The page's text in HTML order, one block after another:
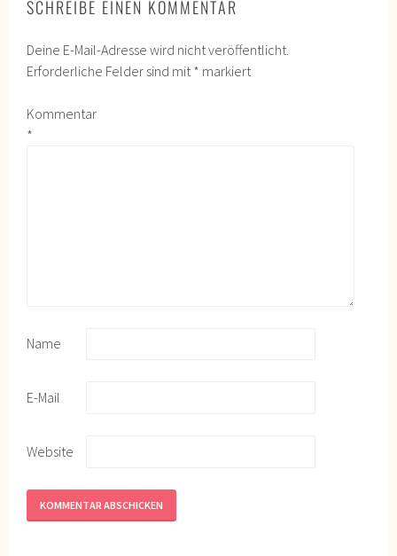
SCHREIBE EINEN KOMMENTAR
Deine E-Mail-Adresse wird nicht veröffentlicht.
Erforderliche Felder sind mit* markiert
Kommentar
*
Name
E-Mail
Website